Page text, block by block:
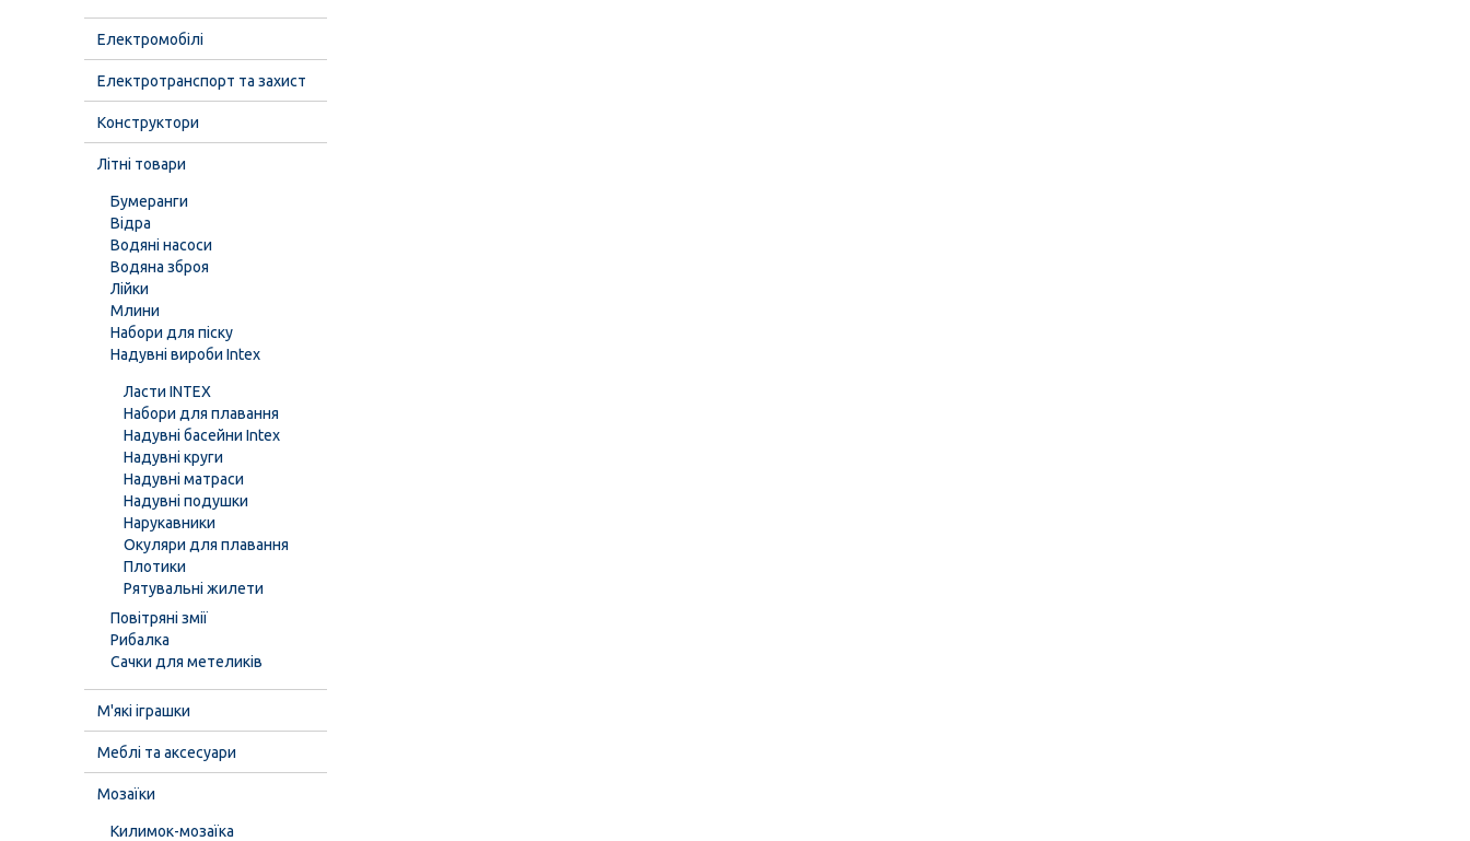
Електромобілі
Електротранспорт та захист
Конструктори
Літні товари
Бумеранги
Відра
Водяні насоси
Водяна зброя
Лійки
Млини
Набори для піску
Надувні вироби Intex
Ласти INTEX
Набори для плавання
Надувні басейни Intex
Надувні круги
Надувні матраси
Надувні подушки
Нарукавники
Окуляри для плавання
Плотики
Рятувальні жилети
Повітряні змії
Рибалка
Сачки для метеликів
М'які іграшки
Меблі та аксесуари
Мозаїки
Килимок-мозаїка